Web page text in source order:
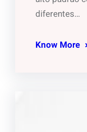
diferentes…
Know More